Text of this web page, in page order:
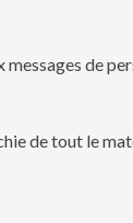
de
de tout le